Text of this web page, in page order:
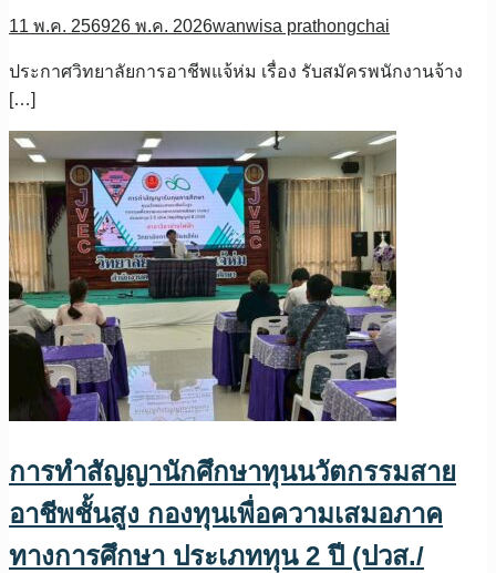
11 พ.ค. 256926 พ.ค. 2026wanwisa prathongchai
ประกาศวิทยาลัยการอาชีพแจ้ห่ม เรื่อง รับสมัครพนักงานจ้าง
[…]
การทำสัญญานักศึกษาทุนนวัตกรรมสาย
อาชีพชั้นสูง กองทุนเพื่อความเสมอภาค
ทางการศึกษา ประเภททุน 2 ปี (ปวส./